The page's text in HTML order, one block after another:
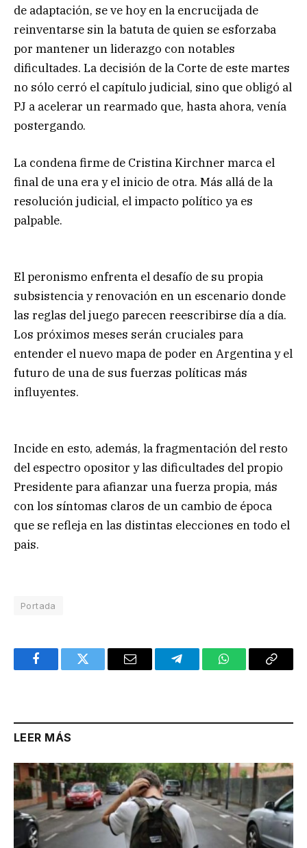
de adaptación, se ve hoy en la encrucijada de
reinventarse sin la batuta de quien se esforzaba
por mantener un liderazgo con notables
dificultades. La decisión de la Corte de este martes
no sólo cerró el capítulo judicial, sino que obligó al
PJ a acelerar un rearmado que, hasta ahora, venía
postergando.
La condena firme de Cristina Kirchner marca el
final de una era y el inicio de otra. Más allá de la
resolución judicial, el impacto político ya es
palpable.
El peronismo enfrenta el desafío de su propia
subsistencia y renovación en un escenario donde
las reglas del juego parecen reescribirse día a día.
Los próximos meses serán cruciales para
entender el nuevo mapa de poder en Argentina y el
futuro de una de sus fuerzas políticas más
influyentes.
Incide en esto, además, la fragmentación del resto
del espectro opositor y las dificultades del propio
Presidente para afianzar una fuerza propia, más
con los síntomas claros de un cambio de época
que se refleja en las distintas elecciones en todo el
pais.
Portada
FacebookTwitter Email TelegramWhatsAppCopy
LEER MÁS